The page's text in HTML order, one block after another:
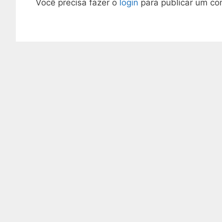
Você precisa fazer o login para publicar um